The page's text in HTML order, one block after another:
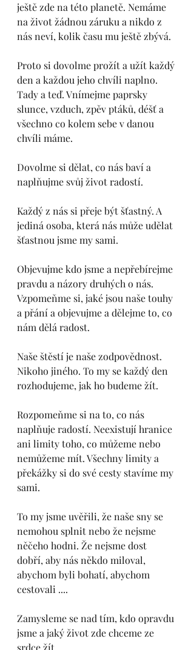
ještě zde na této planetě. Nemáme
na život žádnou záruku a nikdo z
nás neví, kolik času mu ještě zbývá.
Proto si dovolme prožít a užít každý
den a každou jeho chvíli naplno.
Tady a teď. Vnímejme paprsky
slunce, vzduch, zpěv ptáků, déšť a
všechno co kolem sebe v danou
chvíli máme.
Dovolme si dělat, co nás baví a
naplňujme svůj život radostí.
Každý z nás si přeje být šťastný. A
jediná osoba, která nás může udělat
šťastnou jsme my sami.
Objevujme kdo jsme a nepřebírejme
pravdu a názory druhých o nás.
Vzpomeňme si, jaké jsou naše touhy
a přání a objevujme a dělejme to, co
nám dělá radost.
Naše štěstí je naše zodpovědnost.
Nikoho jiného. To my se každý den
rozhodujeme, jak ho budeme žít.
Rozpomeňme si na to, co nás
naplňuje radostí. Neexistují hranice
ani limity toho, co můžeme nebo
nemůžeme mít. Všechny limity a
překážky si do své cesty stavíme my
sami.
To my jsme uvěřili, že naše sny se
nemohou splnit nebo že nejsme
něčeho hodni. Že nejsme dost
dobří, aby nás někdo miloval,
abychom byli bohatí, abychom
cestovali ....
Zamysleme se nad tím, kdo opravdu
jsme a jaký život zde chceme ze
srdce žít.